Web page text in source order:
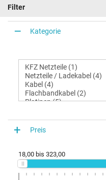
Filter
Kategorie
Preis
18,00 bis 323,00